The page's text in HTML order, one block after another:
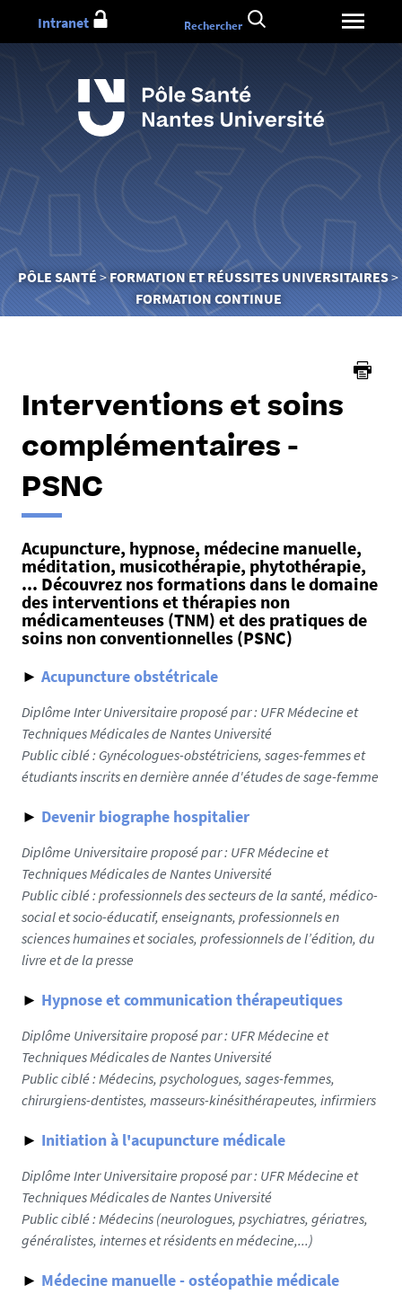
au
Vous
êtes
ici :
PÔLE SANTÉ
FORMATION ET RÉUSSITES UNIVERSITAIRES
FORMATION CONTINUE
Intranet Rechercher
Interventions et soins
complémentaires -
PSNC
Acupuncture, hypnose, médecine manuelle,
méditation, musicothérapie, phytothérapie,
... Découvrez nos formations dans le domaine
des interventions et thérapies non
médicamenteuses (TNM) et des pratiques de
soins non conventionnelles (PSNC)
► Acupuncture obstétricale
Diplôme Inter Universitaire proposé par : UFR Médecine et
Techniques Médicales de Nantes Université
Public ciblé : Gynécologues-obstétriciens, sages-femmes et
étudiants inscrits en dernière année d'études de sage-femme
► Devenir biographe hospitalier
Diplôme Universitaire proposé par : UFR Médecine et
Techniques Médicales de Nantes Université
Public ciblé : professionnels des secteurs de la santé, médico-
social et socio-éducatif, enseignants, professionnels en
sciences humaines et sociales, professionnels de l’édition, du
livre et de la presse
► Hypnose et communication thérapeutiques
Diplôme Universitaire proposé par : UFR Médecine et
Techniques Médicales de Nantes Université
Public ciblé : Médecins, psychologues, sages-femmes,
chirurgiens-dentistes, masseurs-kinésithérapeutes, infirmiers
► Initiation à l'acupuncture médicale
Diplôme Inter Universitaire proposé par : UFR Médecine et
Techniques Médicales de Nantes Université
Public ciblé : Médecins (neurologues, psychiatres, gériatres,
généralistes, internes et résidents en médecine,...)
► Médecine manuelle - ostéopathie médicale